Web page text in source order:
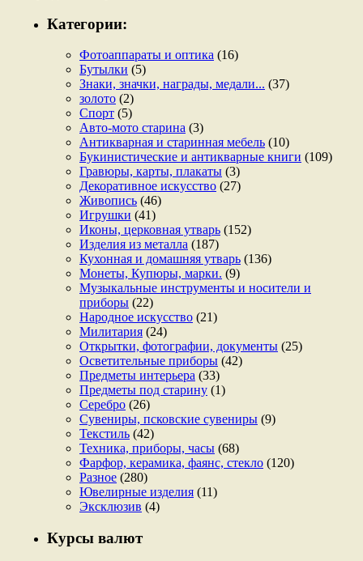
Категории:
Фотоаппараты и оптика (16)
Бутылки (5)
Знаки, значки, награды, медали... (37)
золото (2)
Спорт (5)
Авто-мото старина (3)
Антикварная и старинная мебель (10)
Букинистические и антикварные книги (109)
Гравюры, карты, плакаты (3)
Декоративное искусство (27)
Живопись (46)
Игрушки (41)
Иконы, церковная утварь (152)
Изделия из металла (187)
Кухонная и домашняя утварь (136)
Монеты, Купюры, марки. (9)
Музыкальные инструменты и носители и
приборы (22)
Народное искусство (21)
Милитария (24)
Открытки, фотографии, документы (25)
Осветительные приборы (42)
Предметы интерьера (33)
Предметы под старину (1)
Серебро (26)
Сувениры, псковские сувениры (9)
Текстиль (42)
Техника, приборы, часы (68)
Фарфор, керамика, фаянс, стекло (120)
Разное (280)
Ювелирные изделия (11)
Эксклюзив (4)
Курсы валют